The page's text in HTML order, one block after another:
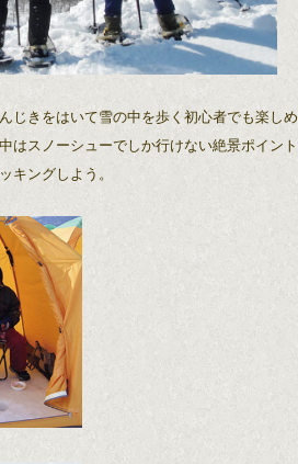
じきをはいて雪の中を歩く初心者でも楽し
はスノーシューでしか行けない絶景ポイン
キングしよう。